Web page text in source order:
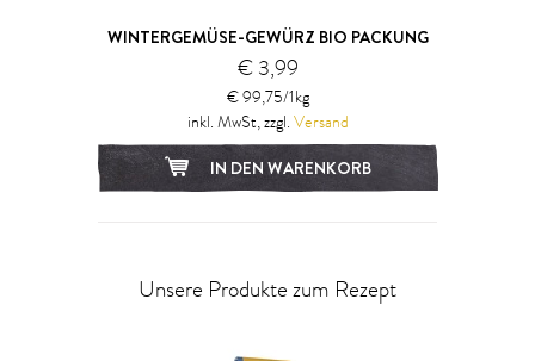
WINTERGEMÜSE-GEWÜRZ BIO PACKUNG
€ 3,99
€ 99,75/1kg
inkl. MwSt, zzgl. Versand
IN DEN WARENKORB
Unsere Produkte zum Rezept